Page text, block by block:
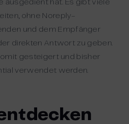
ausgedient hat. Es gibt viele
ohne Noreply-
und dem Empfänger
direkten Antwort zu geben.
gesteigert und bisher
verwendet werden.